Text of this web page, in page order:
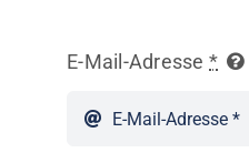
E-Mail-Adresse*